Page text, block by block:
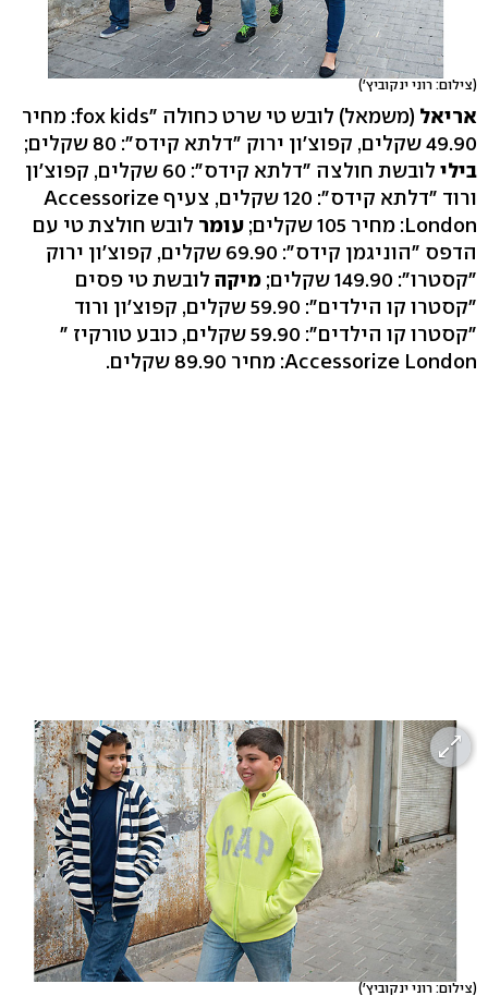
(צילום: רוני ינקוביץ')
אריאל
(משמאל) לובש טי שרט כחולה "fox kids: מחיר
49.90 שקלים, קפוצ'ון ירוק "דלתא קידס": 80 שקלים;
בילי
לובשת חולצה "דלתא קידס": 60 שקלים, קפוצ'ון
ורוד "דלתא קידס": 120 שקלים, צעיף Accessorize
London: מחיר 105 שקלים;
עומר לובש חולצת טי עם
הדפס "הוניגמן קידס": 69.90 שקלים, קפוצ'ון ירוק
"קסטרו": 149.90 שקלים;
מיקה לובשת טי פסים
"קסטרו קו הילדים": 59.90 שקלים, קפוצ'ון ורוד
"קסטרו קו הילדים": 59.90 שקלים, כובע טורקיז "
Accessorize London: מחיר 89.90 שקלים.
(צילום: רוני ינקוביץ')